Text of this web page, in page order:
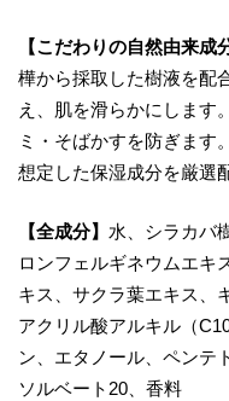
【こだわりの自然由来成
樺から採取した樹液を配
え、肌を滑らかにします
ミ・そばかすを防ぎます
想定した保湿成分を厳選
【全成分】 水、シラカバ
ロンフェルギネウムエキ
キス、サクラ葉エキス、
アクリル酸アルキル（
ン、エタノール、ペンテ
ソルベート20、香料